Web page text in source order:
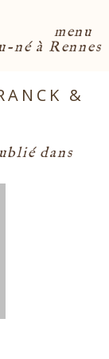
menu
né à Rennes
&
dans